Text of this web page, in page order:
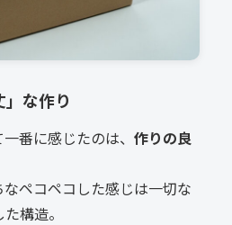
な作り
番に感じたのは、 作りの良
ペコペコした感じは一切な
構造。